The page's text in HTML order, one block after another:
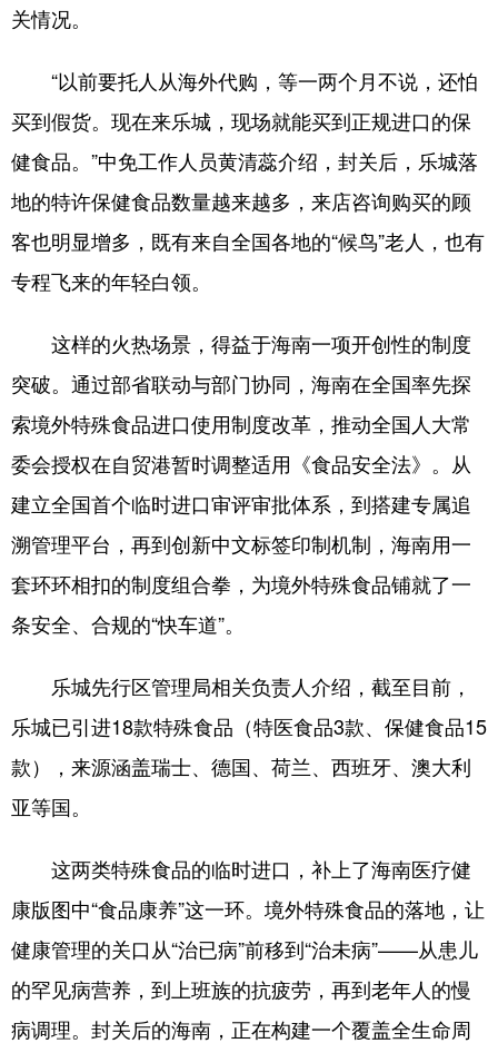
关情况。
“以前要托人从海外代购，等一两个月不说，还怕
买到假货。现在来乐城，现场就能买到正规进口的保
健食品。”中免工作人员黄清蕊介绍，封关后，乐城落
地的特许保健食品数量越来越多，来店咨询购买的顾
客也明显增多，既有来自全国各地的“候鸟”老人，也有
专程飞来的年轻白领。
这样的火热场景，得益于海南一项开创性的制度
突破。通过部省联动与部门协同，海南在全国率先探
索境外特殊食品进口使用制度改革，推动全国人大常
委会授权在自贸港暂时调整适用《食品安全法》。从
建立全国首个临时进口审评审批体系，到搭建专属追
溯管理平台，再到创新中文标签印制机制，海南用一
套环环相扣的制度组合拳，为境外特殊食品铺就了一
条安全、合规的“快车道”。
乐城先行区管理局相关负责人介绍，截至目前，
乐城已引进18款特殊食品（特医食品3款、保健食品15
款），来源涵盖瑞士、德国、荷兰、西班牙、澳大利
亚等国。
这两类特殊食品的临时进口，补上了海南医疗健
康版图中“食品康养”这一环。境外特殊食品的落地，让
健康管理的关口从“治已病”前移到“治未病”——从患儿
的罕见病营养，到上班族的抗疲劳，再到老年人的慢
病调理。封关后的海南，正在构建一个覆盖全生命周